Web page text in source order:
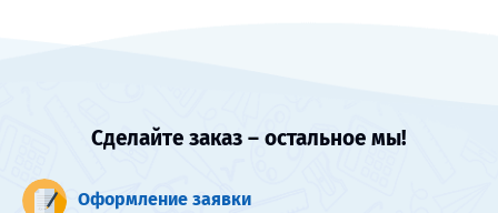
Сделайте заказ – остальное мы!
Оформление заявки